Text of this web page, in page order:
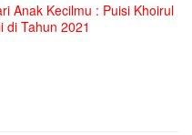
Anak Kecilmu : Puisi Khoirul
di Tahun 2021